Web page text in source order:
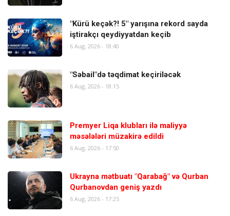
"Kürü keçək?! 5" yarışına rekord sayda
iştirakçı qeydiyyatdan keçib
6 Aug, 2026 - 18:40
"Səbail"də təqdimat keçiriləcək
6 Aug, 2026 - 18:15
Premyer Liqa klubları ilə maliyyə
məsələləri müzakirə edildi
6 Aug, 2026 - 17:50
Ukrayna mətbuatı "Qarabağ" və Qurban
Qurbanovdan geniş yazdı
6 Aug, 2026 - 17:25